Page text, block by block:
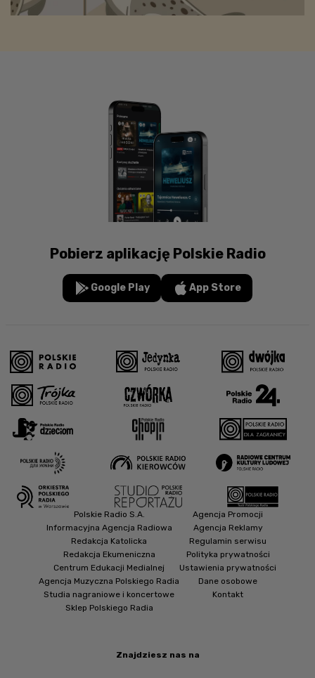
Pobierz aplikację Polskie Radio
Google Play App Store
Znajdziesz nas na
Polskie Radio S.A.
Informacyjna Agencja Radiowa
Redakcja Katolicka
Redakcja Ekumeniczna
Centrum Edukacji Medialnej
Agencja Muzyczna Polskiego Radia
Studia nagraniowe i koncertowe
Sklep Polskiego Radia
Agencja Promocji
Agencja Reklamy
Regulamin serwisu
Polityka prywatności
Ustawienia prywatności
Dane osobowe
Kontakt